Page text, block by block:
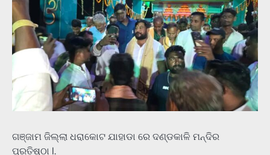
ଗଞ୍ଜାମ ଜିଲ୍ଲା ଧରାକୋଟ ଯାହାଡା ରେ ଦଣ୍ଡକାଳି ମନ୍ଦିର
ପ୍ରତିଷ୍ଠା l.